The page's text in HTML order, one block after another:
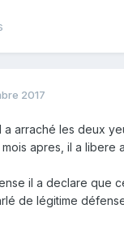
2017
a arraché les deux
mois apres, il a
il a declare que
de légitime